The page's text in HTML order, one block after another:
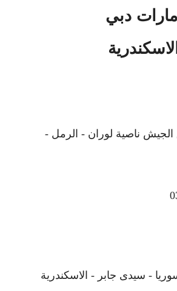
دبي
الاسكندرية
430 طريق الجيش ناصية لوران - الرمل -